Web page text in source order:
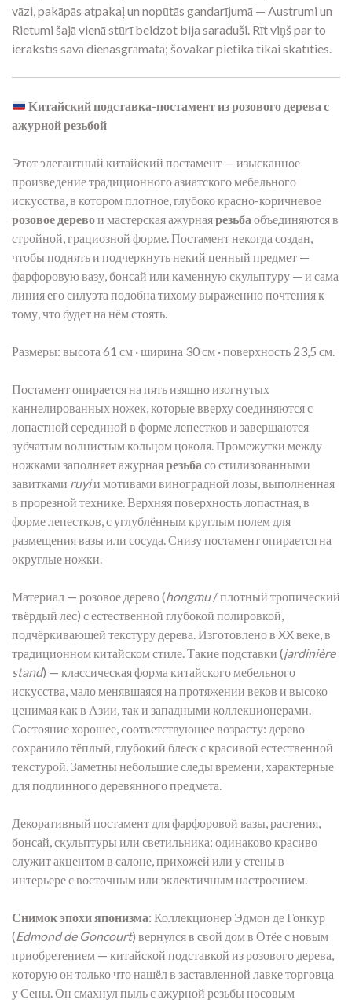
vāzi, pakāpās atpakaļ un nopūtās gandarījumā — Austrumi un
Rietumi šajā vienā stūrī beidzot bija saraduši. Rīt viņš par to
ierakstīs savā dienasgrāmatā; šovakar pietika tikai skatīties.
Китайский подставка-постамент из розового дерева с
ажурной резьбой
Этот элегантный китайский постамент — изысканное
произведение традиционного азиатского мебельного
искусства, в котором плотное, глубоко красно-коричневое
розовое деревои мастерская ажурнаярезьба объединяются в
стройной, грациозной форме. Постамент некогда создан,
чтобы поднять и подчеркнуть некий ценный предмет —
фарфоровую вазу, бонсай или каменную скульптуру — и сама
линия его силуэта подобна тихому выражению почтения к
тому, что будет на нём стоять.
Размеры: высота 61 см · ширина 30 см · поверхность 23,5 см.
Постамент опирается на пять изящно изогнутых
каннелированных ножек, которые вверху соединяются с
лопастной серединой в форме лепестков и завершаются
зубчатым волнистым кольцом цоколя. Промежутки между
ножками заполняет ажурнаярезьба со стилизованными
завитками ruyiи мотивами виноградной лозы, выполненная
в прорезной технике. Верхняя поверхность лопастная, в
форме лепестков, с углублённым круглым полем для
размещения вазы или сосуда. Снизу постамент опирается на
округлые ножки.
Материал — розовое дерево (hongmu/ плотный тропический
твёрдый лес) с естественной глубокой полировкой,
подчёркивающей текстуру дерева. Изготовлено в XX веке, в
традиционном китайском стиле. Такие подставки (jardinière
stand) — классическая форма китайского мебельного
искусства, мало менявшаяся на протяжении веков и высоко
ценимая как в Азии, так и западными коллекционерами.
Состояние хорошее, соответствующее возрасту: дерево
сохранило тёплый, глубокий блеск с красивой естественной
текстурой. Заметны небольшие следы времени, характерные
для подлинного деревянного предмета.
Декоративный постамент для фарфоровой вазы, растения,
бонсай, скульптуры или светильника; одинаково красиво
служит акцентом в салоне, прихожей или у стены в
интерьере с восточным или эклектичным настроением.
Снимок эпохи японизма:Коллекционер Эдмон де Гонкур
(Edmond de Goncourt) вернулся в свой дом в Отёе с новым
приобретением — китайской подставкой из розового дерева,
которую он только что нашёл в заставленной лавке торговца
у Сены. Он смахнул пыль с ажурной резьбы носовым